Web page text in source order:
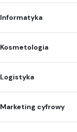
Informatyka
Kosmetologia
Logistyka
Marketing cyfrowy